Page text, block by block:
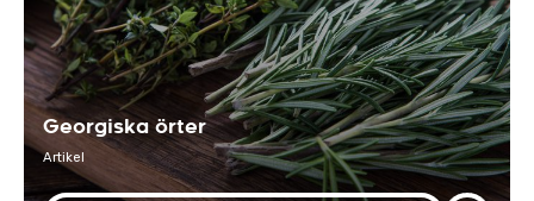
Georgiska örter
Artikel